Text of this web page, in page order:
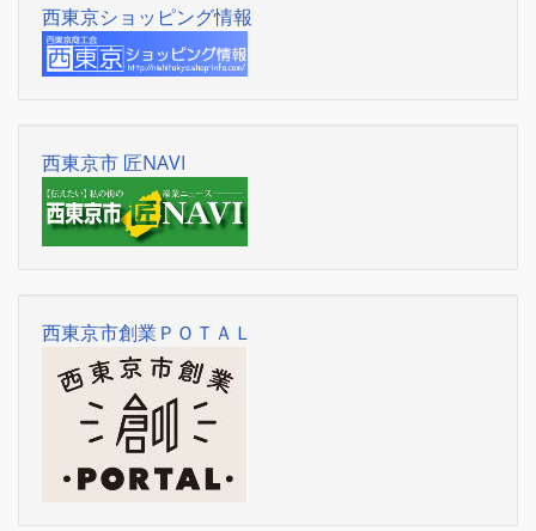
西東京ショッピング情報
西東京市 匠NAVI
西東京市創業ＰＯＴＡＬ